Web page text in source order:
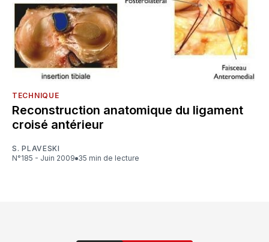
TECHNIQUE
Reconstruction anatomique du ligament
croisé antérieur
S. PLAVESKI
N°185 - Juin 2009
35 min de lecture